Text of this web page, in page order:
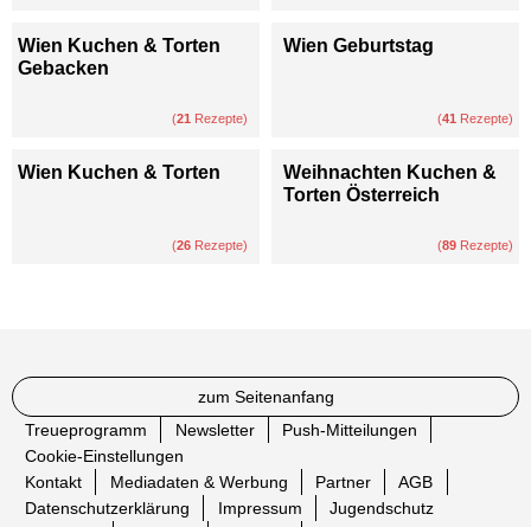
Wien Kuchen & Torten
Gebacken
(21 Rezepte)
Wien Geburtstag
(41 Rezepte)
Wien Kuchen & Torten
(26 Rezepte)
Weihnachten Kuchen &
Torten Österreich
(89 Rezepte)
zum Seitenanfang
Treueprogramm
Newsletter
Push-Mitteilungen
Cookie-Einstellungen
Kontakt
Mediadaten & Werbung Partner
AGB
Datenschutzerklärung
Impressum
Jugendschutz